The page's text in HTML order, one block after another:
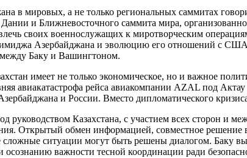
в мировых, а не только региональных саммитах
Дании и Ближневосточного саммита мира,
своих военнослужащих к миротворческим
Азербайджана и эволюцию его отношений с США.
между Баку и Вашингтоном.
имеет не только экономическое, но и важное
авиакатастрофа рейса авиакомпании AZAL под
и России. Вместо дипломатического
руководством Казахстана, с участием всех сторон
Открытый обмен информацией, совместное решение
сложные ситуации могут быть решены диалогом. Баку
важности тесной координации ради